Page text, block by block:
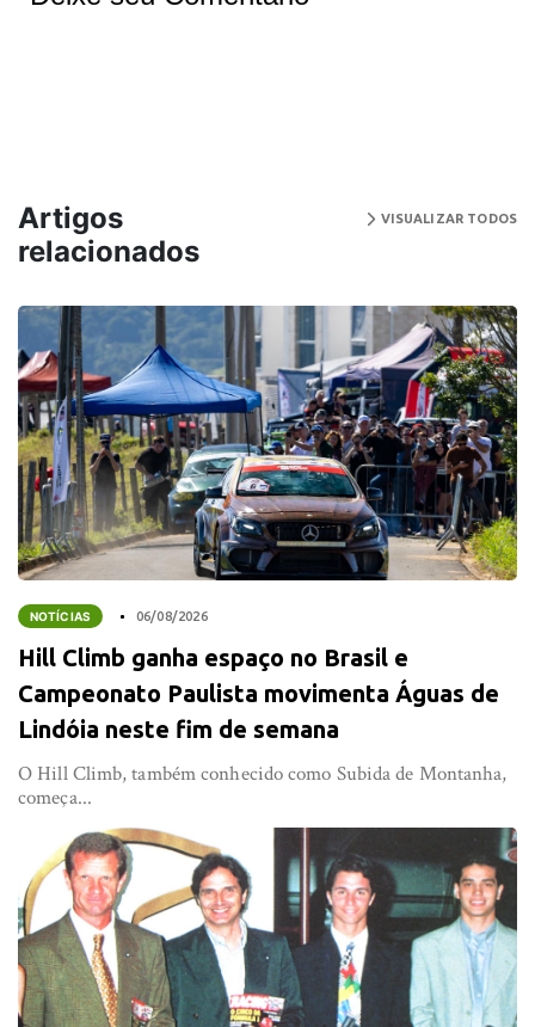
Artigos
relacionados
VISUALIZAR TODOS
NOTÍCIAS 06/08/2026
Hill Climb ganha espaço no Brasil e
Campeonato Paulista movimenta Águas de
Lindóia neste fim de semana
O Hill Climb, também conhecido como Subida de Montanha,
começa...